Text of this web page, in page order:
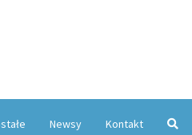
Newsy Kontakt